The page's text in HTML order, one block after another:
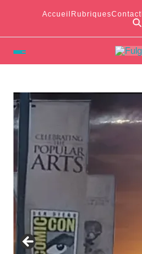
Accueil RubriquesContact